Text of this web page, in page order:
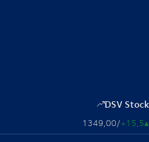
DSV Stock
1349,00/+15,5▴